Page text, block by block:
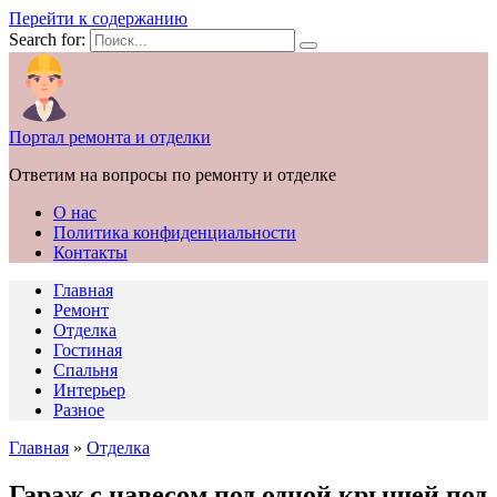
Перейти к содержанию
Search for:
Портал ремонта и отделки
Ответим на вопросы по ремонту и отделке
О нас
Политика конфиденциальности
Контакты
Главная
Ремонт
Отделка
Гостиная
Спальня
Интерьер
Разное
Главная » Отделка